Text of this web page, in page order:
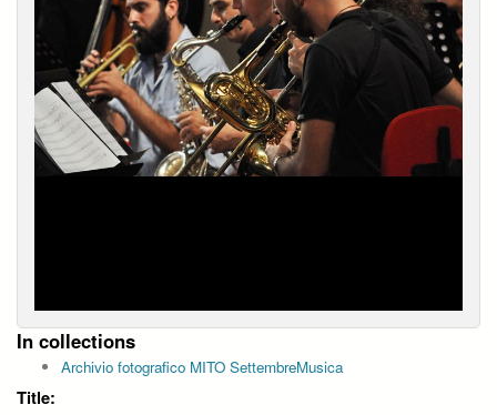
In collections
Archivio fotografico MITO SettembreMusica
Title: